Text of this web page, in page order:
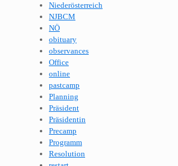
Niederösterreich
NJBCM
NÖ
obituary
observances
Office
online
pastcamp
Planning
Präsident
Präsidentin
Precamp
Programm
Resolution